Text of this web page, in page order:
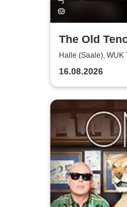
The Old
Halle (Saale), WUK
(Saale)
16.08.2026